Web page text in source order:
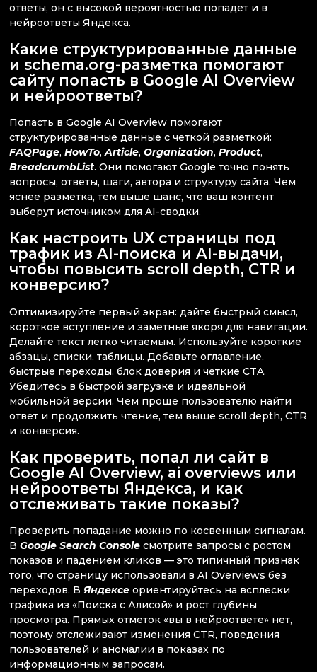
ответы, он с высокой вероятностью попадет и в
нейроответы Яндекса.
Какие структурированные данные
и schema.org-разметка помогают
сайту попасть в Google AI Overview
и нейроответы?
Попасть в Google AI Overview помогают
структурированные данные с четкой разметкой:
FAQPage, HowTo,Article, Organization, Product,
BreadcrumbList. Они помогают Google точно понять
вопросы, ответы, шаги, автора и структуру сайта. Чем
яснее разметка, тем выше шанс, что ваш контент
выберут источником для AI-сводки.
Как настроить UX страницы под
трафик из AI-поиска и AI-выдачи,
чтобы повысить scroll depth, CTR и
конверсию?
Оптимизируйте первый экран: дайте быстрый смысл,
короткое вступление и заметные якоря для навигации.
Делайте текст легко читаемым. Используйте короткие
абзацы, списки, таблицы. Добавьте оглавление,
быстрые переходы, блок доверия и четкие CTA.
Убедитесь в быстрой загрузке и идеальной
мобильной версии. Чем проще пользователю найти
ответ и продолжить чтение, тем выше scroll depth, CTR
и конверсия.
Как проверить, попал ли сайт в
Google AI Overview, ai overviews или
нейроответы Яндекса, и как
отслеживать такие показы?
Проверить попадание можно по косвенным сигналам.
В Google Search Console смотрите запросы с ростом
показов и падением кликов — это типичный признак
того, что страницу использовали в AI Overviews без
переходов. В Яндексе ориентируйтесь на всплески
трафика из «Поиска с Алисой» и рост глубины
просмотра. Прямых отметок «вы в нейроответе» нет,
поэтому отслеживают изменения CTR, поведения
пользователей и аномалии в показах по
информационным запросам.